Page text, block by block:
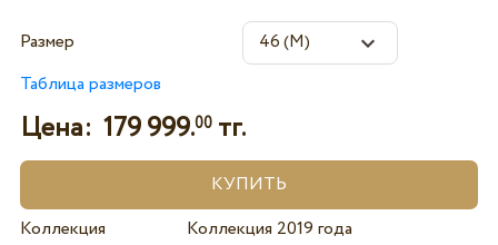
Размер
Таблица размеров
Цена: 179 999.00тг.
Коллекция
Коллекция 2019 года